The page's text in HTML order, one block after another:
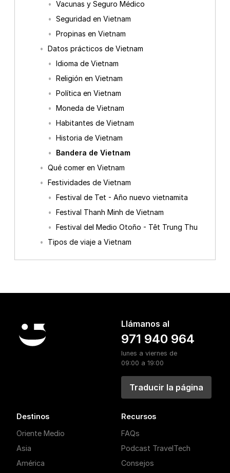
Vacunas y Seguro Médico
Seguridad en Vietnam
Propinas en Vietnam
Datos prácticos de Vietnam
Idioma de Vietnam
Religión en Vietnam
Política en Vietnam
Moneda de Vietnam
Habitantes de Vietnam
Historia de Vietnam
Bandera de Vietnam
Qué comer en Vietnam
Festividades de Vietnam
Festival de Tet - Año nuevo vietnamita
Festival Thanh Minh de Vietnam
Festival del Medio Otoño - Têt Trung Thu
Tipos de viaje a Vietnam
Llámanos al
971 940 964
lunes a viernes de
09:00 a 19:00
Traducir la página
Destinos
Oriente Medio
Asia
América
Recursos
FAQs
Podcast TravelTech
Consejos